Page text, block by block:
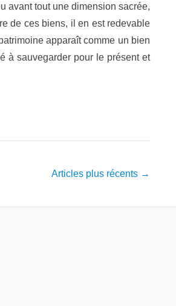
avant tout une dimension sacrée,
de ces biens, il en est redevable
apparaît comme un bien
à sauvegarder pour le présent et
Articles plus récents →